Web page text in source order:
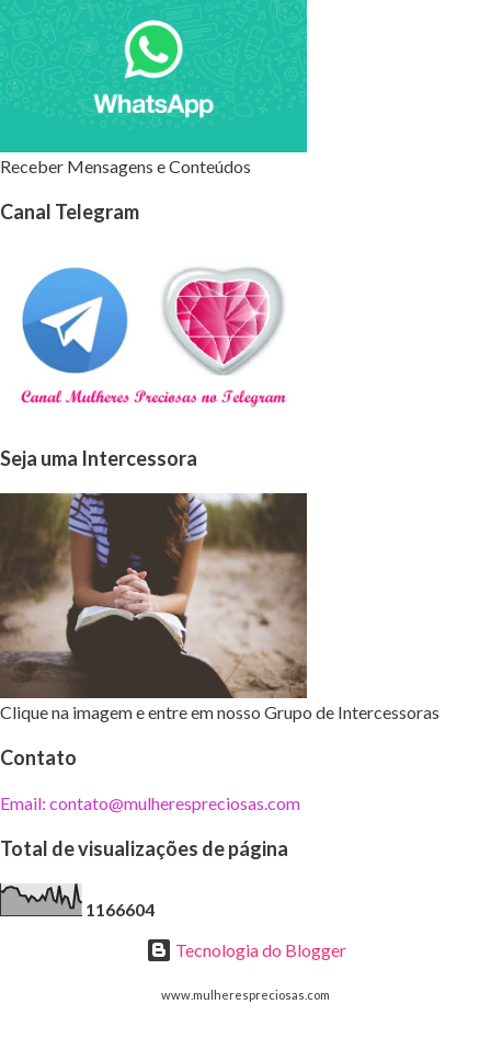
Receber Mensagens e Conteúdos
Canal Telegram
Seja uma Intercessora
Clique na imagem e entre em nosso Grupo de Intercessoras
Contato
Email: contato@mulherespreciosas.com
Total de visualizações de página
1166604
Tecnologia do Blogger
www.mulherespreciosas.com